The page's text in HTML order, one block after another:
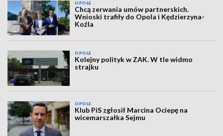
OPOLE
Chcą zerwania umów partnerskich.
Wnioski trafiły do Opola i Kędzierzyna-
Koźla
OPOLE
Kolejny polityk w ZAK. W tle widmo
strajku
OPOLE
Klub PiS zgłosił Marcina Ociepę na
wicemarszałka Sejmu